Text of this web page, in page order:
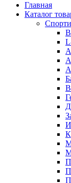
Главная
Каталог